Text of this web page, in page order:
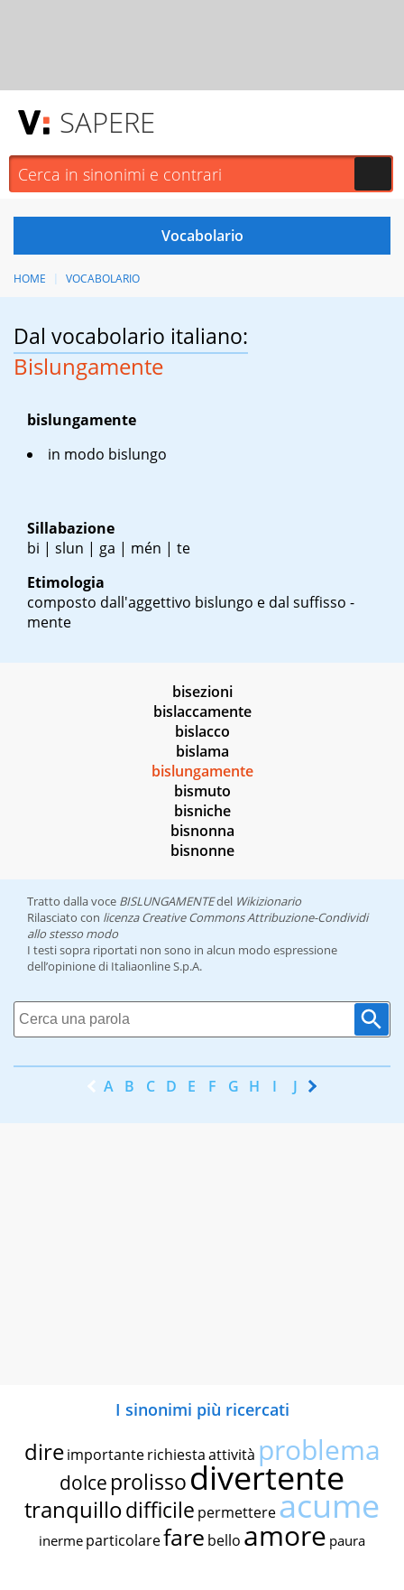
SAPERE
HOME VOCABOLARIO
Dal vocabolario italiano:
Bislungamente
bislungamente
in modo bislungo
Sillabazione
bi | slun | ga | mén | te
Etimologia
composto dall'aggettivo bislungo e dal suffisso -
mente
bisezioni
bislaccamente
bislacco
bislama
bislungamente
bismuto
bisniche
bisnonna
bisnonne
Tratto dalla voce BISLUNGAMENTEdel Wikizionario
Rilasciato con licenza Creative Commons Attribuzione-Condividi
allo stesso modo
I testi sopra riportati non sono in alcun modo espressione
dell’opinione di Italiaonline S.p.A.
A B C D E F G H I J K
I sinonimi più ricercati
dire importante richiestaattività problema
dolce prolissodivertente
tranquillodifficile permettereacume
inerme particolarefare bello amore paura